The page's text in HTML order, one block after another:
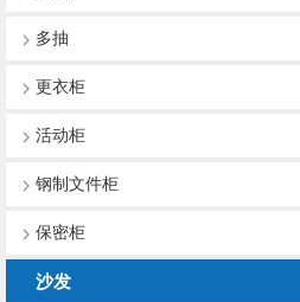
多抽
更衣柜
活动柜
钢制文件柜
保密柜
沙发